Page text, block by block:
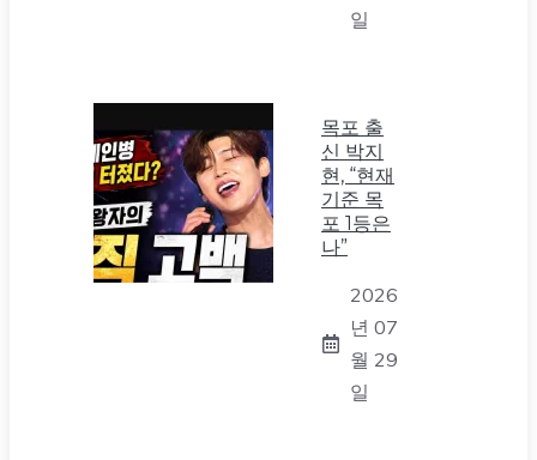
일
목포 출
신 박지
현, “현재
기준 목
포 1등은
나”
2026
년 07
월 29
일